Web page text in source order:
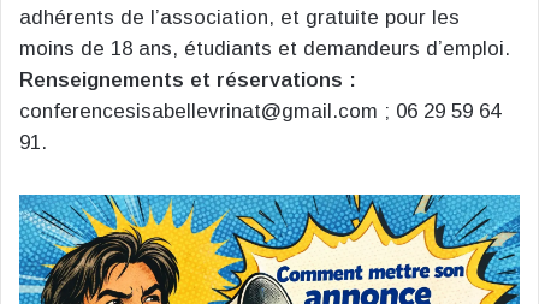
adhérents de l’association, et gratuite pour les
moins de 18 ans, étudiants et demandeurs d’emploi.
Renseignements et réservations :
conferencesisabellevrinat@gmail.com ; 06 29 59 64
91.